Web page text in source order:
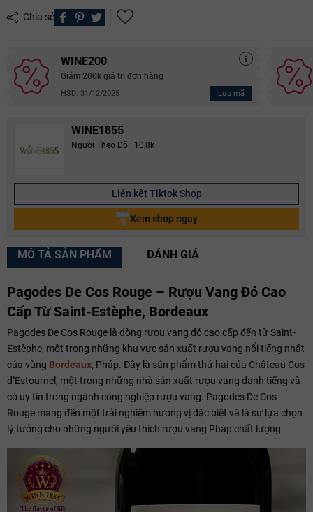
Chia sẻ
WINE200
Giảm 200k giá trị đơn hàng
HSD: 31/12/2025 Lưu mã
WINE1855
Người Theo Dõi: 10,8k
Liên kết Tiktok Shop
Xem shop ngay
MÔ TẢ SẢN PHẨM ĐÁNH GIÁ
Pagodes De Cos Rouge – Rượu Vang Đỏ Cao
Cấp Từ Saint-Estèphe, Bordeaux
Pagodes De Cos Rouge là dòng rượu vang đỏ cao cấp đến từ Saint-
Estèphe, một trong những khu vực sản xuất rượu vang nổi tiếng nhất
của vùng Bordeaux, Pháp. Đây là sản phẩm thứ hai của Château Cos
d’Estournel, một trong những nhà sản xuất rượu vang danh tiếng và
có uy tín trong ngành công nghiệp rượu vang. Pagodes De Cos
Rouge mang đến một trải nghiệm hương vị đặc biệt và là sự lựa chọn
lý tưởng cho những người yêu thích rượu vang Pháp chất lượng.